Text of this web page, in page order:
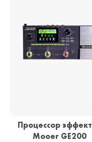
Процессор
Mooer GE200